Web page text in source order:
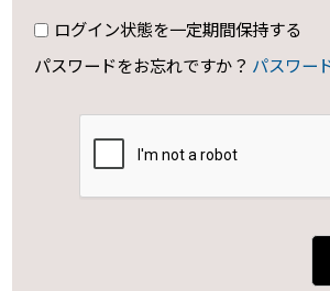
ログイン状態を一定期間保持する
パスワードをお忘れですか？ パスワー